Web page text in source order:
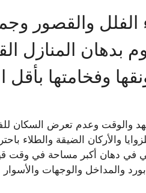
الفلل والقصور
بدهان المنازل
وفخامتها
والوقت وعدم تعرض السكان
والأركان الضيقة والطلاء
في دهان أكبر مساحة في وقت
والمداخل والوجهات والأسوار